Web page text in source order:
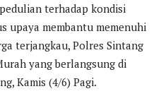
terhadap kondisi
upaya membantu memenuhi
terjangkau, Polres Sintang
yang berlangsung di
Kamis (4/6) Pagi.